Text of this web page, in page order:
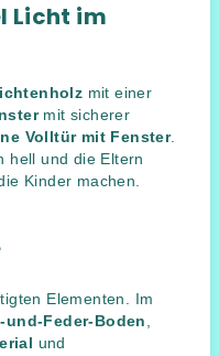
Licht im
mit einer
mit sicherer
Volltür mit Fenster.
hell und die Eltern
Kinder machen.
Elementen. Im
und-Feder-Boden
und